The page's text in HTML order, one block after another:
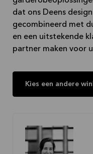
Tot ziens bij ons in
dat ons Deens
gecombineerd met
en een uitstekende
partner maken voor
Kies een andere